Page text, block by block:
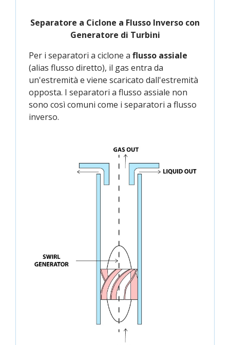
Separatore a Ciclone a Flusso Inverso con
Generatore di Turbini
Per i separatori a ciclone a flusso assiale
(alias flusso diretto), il gas entra da
un'estremità e viene scaricato dall'estremità
opposta. I separatori a flusso assiale non
sono così comuni come i separatori a flusso
inverso.